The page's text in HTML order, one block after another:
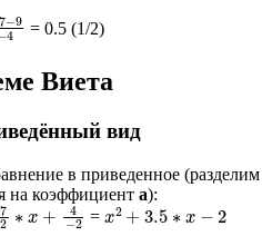
2)
−9 4
= 0.5 (1/2)
Виета
вид
в приведенное (разделим
на коэффициент a):
x+4−2 =x2+ 3.5∗